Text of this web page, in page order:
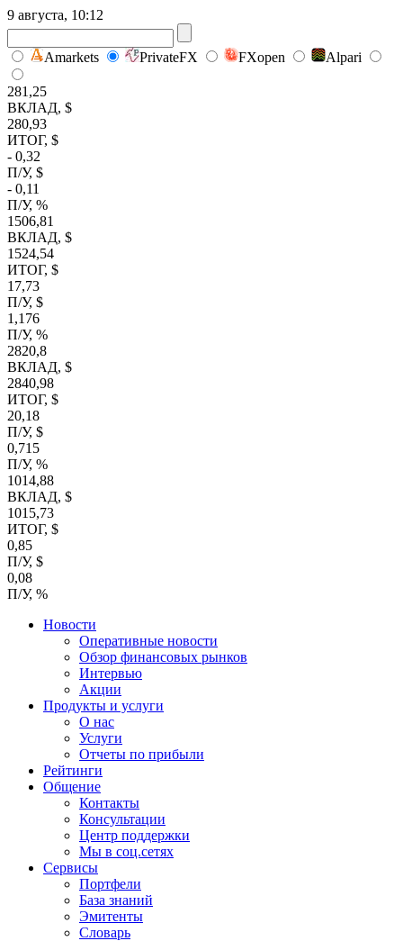
9 августа, 10:12
Amarkets PrivateFX FXopen Alpari
281,25
ВКЛАД, $
280,93
ИТОГ, $
- 0,32
П/У, $
- 0,11
П/У, %
1506,81
ВКЛАД, $
1524,54
ИТОГ, $
17,73
П/У, $
1,176
П/У, %
2820,8
ВКЛАД, $
2840,98
ИТОГ, $
20,18
П/У, $
0,715
П/У, %
1014,88
ВКЛАД, $
1015,73
ИТОГ, $
0,85
П/У, $
0,08
П/У, %
Новости
Оперативные новости
Обзор финансовых рынков
Интервью
Акции
Продукты и услуги
О нас
Услуги
Отчеты по прибыли
Рейтинги
Общение
Контакты
Консультации
Центр поддержки
Мы в соц.сетях
Сервисы
Портфели
База знаний
Эмитенты
Словарь